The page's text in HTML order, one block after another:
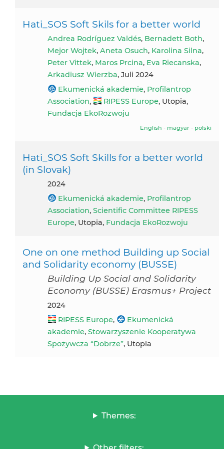
Hati_SOS Soft Skils for a better world
Andrea Rodríguez Valdés, Bernadett Both,
Mejor Wojtek, Aneta Osuch, Karolina Silna,
Peter Vittek, Maros Prcina, Eva Riecanska,
Arkadiusz Wierzba, Juli 2024
Ekumenická akademie, Profilantrop
Association, RIPESS Europe, Utopia,
Fundacja EkoRozwoju
English - magyar - polski
Hati_SOS Soft Skills for a better world
(in Slovak)
2024
Ekumenická akademie, Profilantrop
Association, Scientific Committee RIPESS
Europe, Utopia, Fundacja EkoRozwoju
One on one method Building up Social
and Solidarity economy (BUSSE)
Building Up Social and Solidarity
Economy (BUSSE) Erasmus+ Project
2024
RIPESS Europe,
Ekumenická
akademie, Stowarzyszenie Kooperatywa
Spożywcza “Dobrze”, Utopia
Themes: